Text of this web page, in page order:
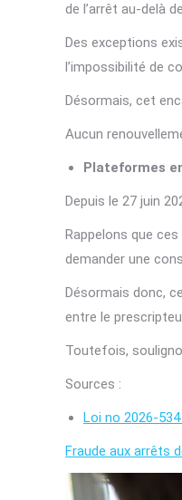
de l’arrêt au-delà
Des exceptions
l’impossibilité de
Désormais, cet
Aucun
Plateformes
Depuis le 27 juin
Rappelons que
demander une
Désormais donc,
entre le
Toutefois,
Sources :
Loi no 2026-
Fraude aux arrêts